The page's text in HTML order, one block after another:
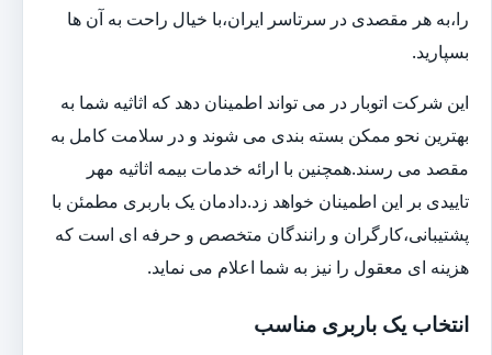
را،به هر مقصدی در سرتاسر ایران،با خیال راحت به آن ها
بسپارید.
این شرکت اتوبار در می تواند اطمینان دهد که اثاثیه شما به
بهترین نحو ممکن بسته بندی می شوند و در سلامت کامل به
مقصد می رسند.همچنین با ارائه خدمات بیمه اثاثیه مهر
تاییدی بر این اطمینان خواهد زد.دادمان یک باربری مطمئن با
پشتیبانی،کارگران و رانندگان متخصص و حرفه ای است که
هزینه ای معقول را نیز به شما اعلام می نماید.
انتخاب یک باربری مناسب